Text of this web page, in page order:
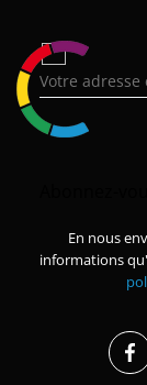
En nous
informations